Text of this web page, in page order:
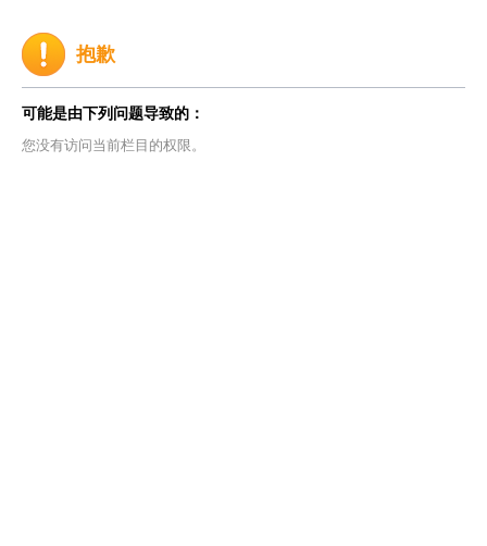
抱歉
可能是由下列问题导致的：
您没有访问当前栏目的权限。